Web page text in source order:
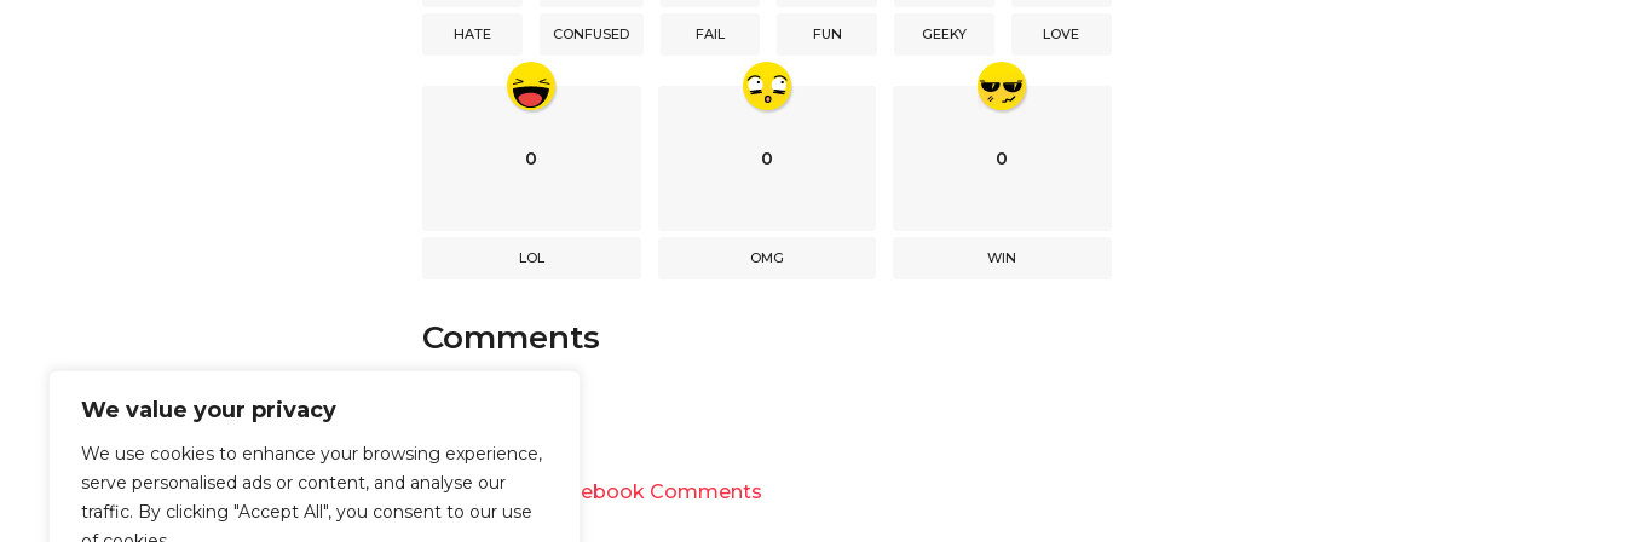
We value your privacy
We use cookies to enhance your browsing experience,
serve personalised ads or content, and analyse our
traffic. By clicking "Accept All", you consent to our use
HATE CONFUSED FAIL FUN GEEKY LOVE
0
LOL
0
OMG
0
WIN
Comments
Powered by Facebook Comments